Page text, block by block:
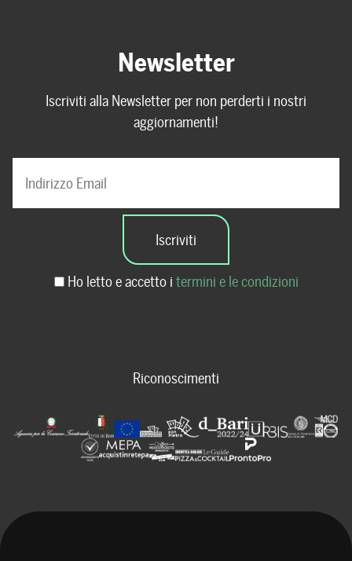
Newsletter
Iscriviti alla Newsletter per non perderti i nostri
aggiornamenti!
Ho letto e accetto i termini e le condizioni
Riconoscimenti